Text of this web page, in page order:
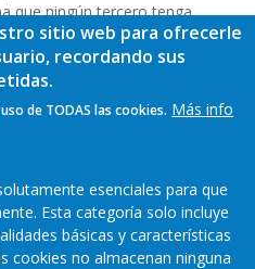
que ningún tercero tenga
vía electrónica.
EL DESARROLLO DEL VALLE
se regirá por la normativa
se someterá a los
sitio web para ofrecerle
recordando sus
de TODAS las cookies. Más info
esenciales para que
Esta categoría solo incluye
básicas y características
cookies no almacenan ninguna